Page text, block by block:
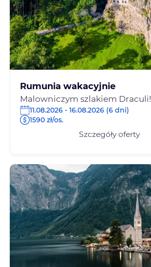
Rumunia wakacyjnie
Malowniczym szlakiem Draculi!
11.08.2026 - 16.08.2026 (6 dni)
1590 zł/os.
Szczegóły oferty